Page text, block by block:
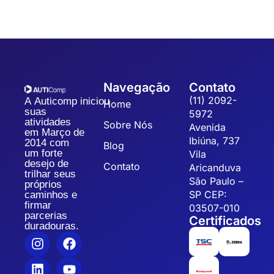
A Auticomp iniciou
suas
atividades
em Março de
2014 com
um forte
desejo de
trilhar seus
próprios
caminhos e
firmar
parcerias
duradouras.
Navegação
Home
Sobre Nós
Blog
Contato
Contato
(11) 2092-
5972
Avenida
Ibiúna, 737
Vila
Aricanduva
São Paulo –
SP CEP:
03507-010
Certificados